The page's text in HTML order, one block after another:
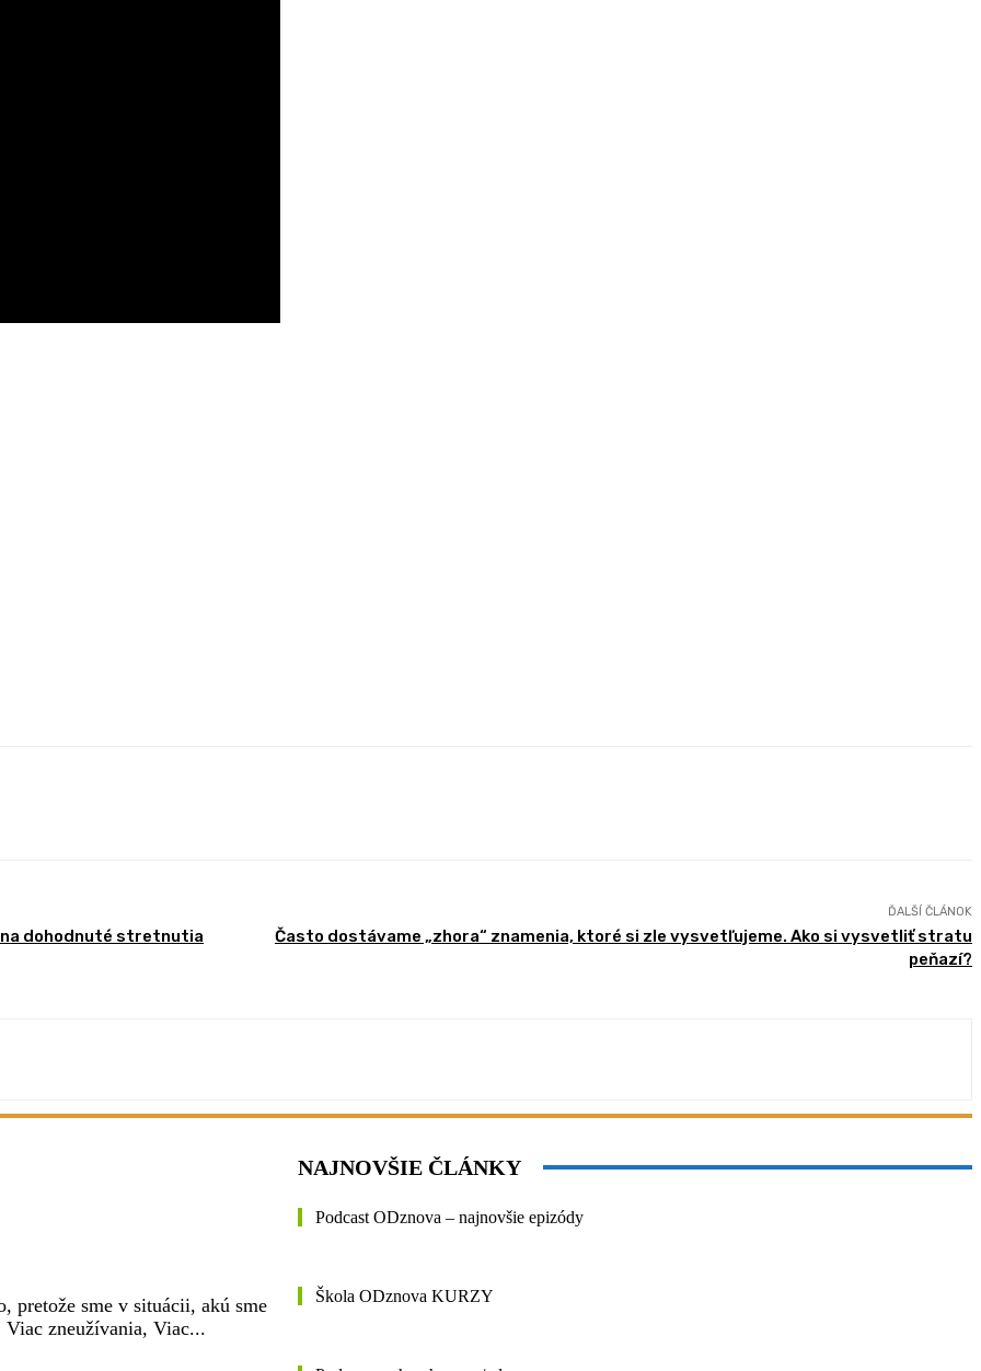
na dohodnuté stretnutia
ĎALŠÍ ČLÁNOK
Často dostávame „zhora“ znamenia, ktoré si zle vysvetľujeme. Ako si vysvetliť stratu
peňazí?
pretože sme v situácii, akú sme
zneužívania, Viac...
NAJNOVŠIE ČLÁNKY
Podcast ODznova – najnovšie epizódy
Škola ODznova KURZY